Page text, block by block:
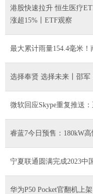
港股快速拉升 恒生医疗
涨超15%丨ETF观察
最大累计雨量154.4毫米
选择奉贤 选择未来丨邵军
微软回应Skype重复推送
睿蓝7今日预售：180kW
宁夏联通圆满完成2023中
华为P50 Pocket官翻机上